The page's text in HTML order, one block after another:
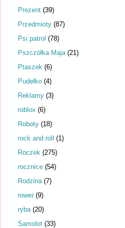
Prezent (39)
Przedmioty (87)
Psi patrol (78)
Pszczółka Maja (21)
Ptaszek (6)
Pudełko (4)
Reklamy (3)
roblox (6)
Roboty (18)
rock and roll (1)
Roczek (275)
rocznice (54)
Rodzina (7)
rower (9)
ryba (20)
Samolot (33)